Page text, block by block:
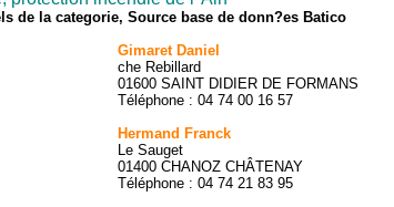
de la categorie, Source base de donn?es Batico
Gimaret Daniel
che Rebillard
01600 SAINT DIDIER DE FORMANS
Téléphone : 04 74 00 16 57
Hermand Franck
Le Sauget
01400 CHANOZ CHÂTENAY
Téléphone : 04 74 21 83 95